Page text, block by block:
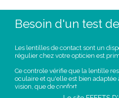
Besoin d'un test
Les lentilles de contact sont un
régulier chez votre opticien est
Ce controle vérifie que la lentille
oculaire et qu'elle est bien adaptée
vision, que de confort.